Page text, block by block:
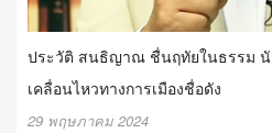
ประวัติ สนธิญาณ ชื่นฤทัยในธรรม
เคลื่อนไหวทางการเมืองชื่อดัง
29 พฤษภาคม 2024